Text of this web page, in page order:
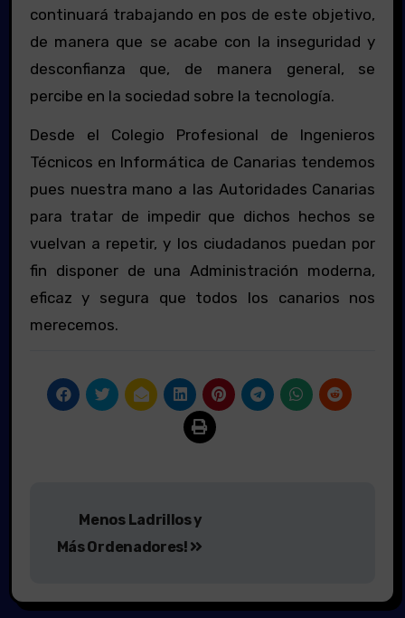
continuará trabajando en pos de este objetivo,
de manera que se acabe con la inseguridad y
desconfianza que, de manera general, se
percibe en la sociedad sobre la tecnología.
Desde el Colegio Profesional de Ingenieros
Técnicos en Informática de Canarias tendemos
pues nuestra mano a las Autoridades Canarias
para tratar de impedir que dichos hechos se
vuelvan a repetir, y los ciudadanos puedan por
fin disponer de una Administración moderna,
eficaz y segura que todos los canarios nos
merecemos.
de
Menos Ladrillos y
Más Ordenadores!